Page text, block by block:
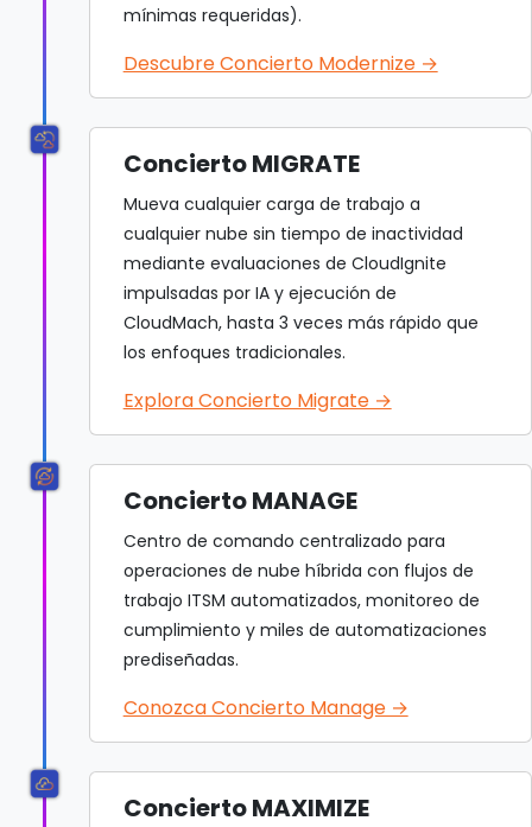
mínimas requeridas).
Descubre Concierto Modernize →
Concierto MIGRATE
Mueva cualquier carga de trabajo a
cualquier nube sin tiempo de inactividad
mediante evaluaciones de CloudIgnite
impulsadas por IA y ejecución de
CloudMach, hasta 3 veces más rápido que
los enfoques tradicionales.
Explora Concierto Migrate →
Concierto MANAGE
Centro de comando centralizado para
operaciones de nube híbrida con flujos de
trabajo ITSM automatizados, monitoreo de
cumplimiento y miles de automatizaciones
prediseñadas.
Conozca Concierto Manage →
Concierto MAXIMIZE